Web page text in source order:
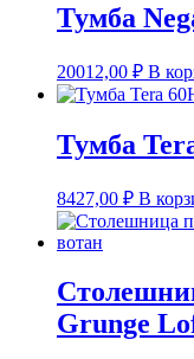
Тумба
20012,00 ₽ В
Тумба
8427,00 ₽ В
Grunge